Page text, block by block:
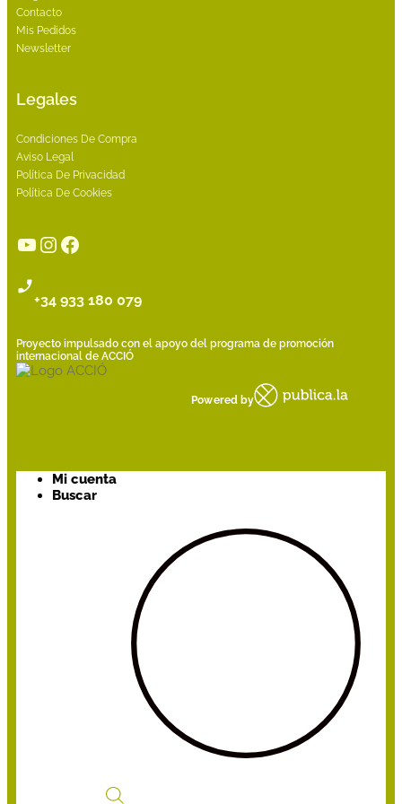
Contacto
Mis Pedidos
Newsletter
Legales
Condiciones De Compra
Aviso Legal
Política De Privacidad
Política De Cookies
YouTube
Instagram
Facebook
+34 933 180 079
Proyecto impulsado con el apoyo del programa de promoción
internacional de ACCIÓ
Powered by
Mi cuenta
Buscar